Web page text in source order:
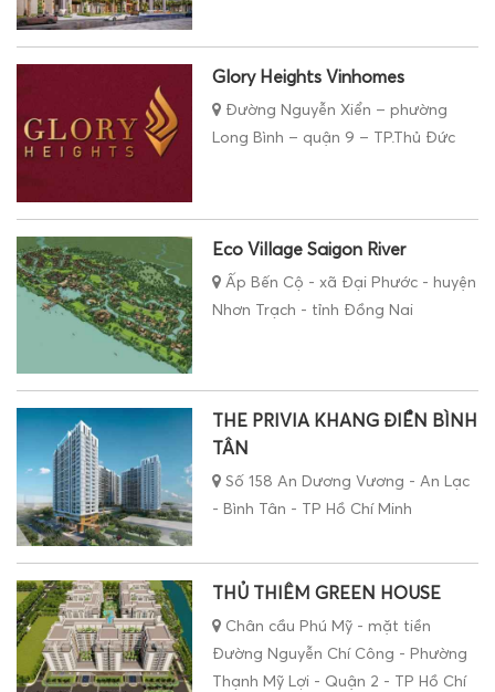
Glory Heights Vinhomes
Đường Nguyễn Xiển – phường
Long Bình – quận 9 – TP.Thủ Đức
Eco Village Saigon River
Ấp Bến Cộ - xã Đại Phước - huyện
Nhơn Trạch - tỉnh Đồng Nai
THE PRIVIA KHANG ĐIỀN BÌNH
TÂN
Số 158 An Dương Vương - An Lạc
- Bình Tân - TP Hồ Chí Minh
THỦ THIÊM GREEN HOUSE
Chân cầu Phú Mỹ - mặt tiền
Đường Nguyễn Chí Công - Phường
Thạnh Mỹ Lợi - Quận 2 - TP Hồ Chí